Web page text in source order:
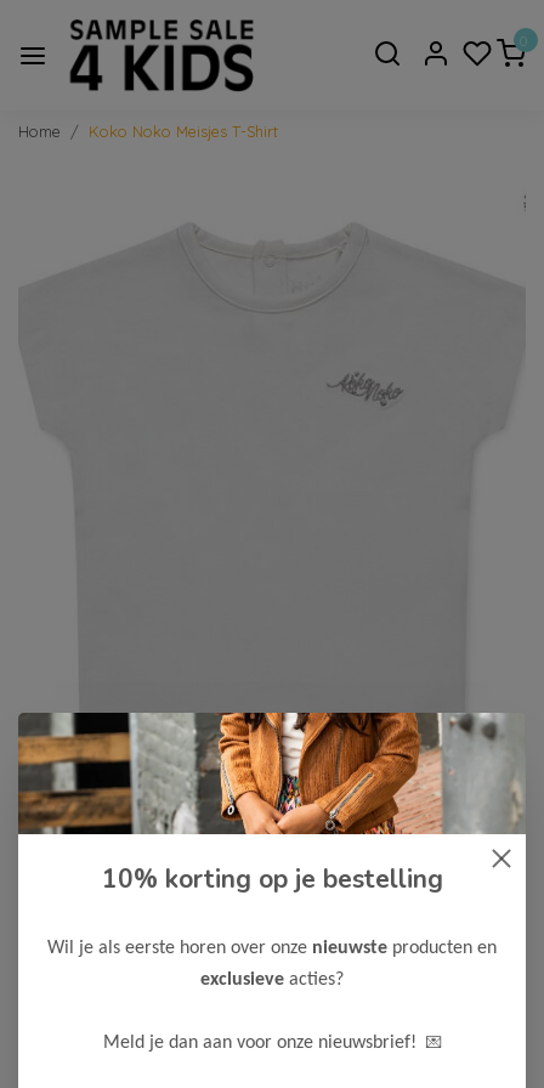
0
Home Koko Noko Meisjes T-Shirt
Koko Noko -55%
Koko Noko Meisjes T-Shirt
4,50 9,99
Maak een keuze:
10% korting op je bestelling
Wil je als eerste horen over onze nieuwste producten en
exclusieve acties?
Meld je dan aan voor onze nieuwsbrief! 💌